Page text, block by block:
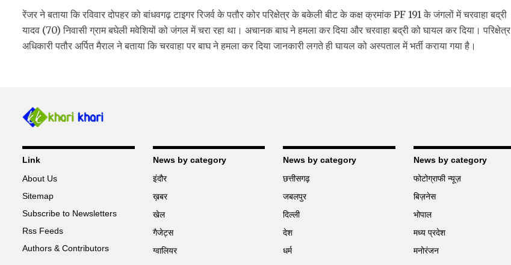
रेंजर ने बताया कि रविवार दोपहर को बांधवगढ़ टाइगर रिजर्व के पतौर कोर परिक्षेत्र के बकेली बीट के कक्ष क्रमांक PF 191 के जंगलों में चरवाहा बद्री
यादव (70) निवासी ग्राम बघेली मवेशियों को जंगल में चरा रहा था। अचानक बाघ ने हमला कर दिया और चरवाहा बद्री को घायल कर दिया। परिक्षेत्र
अधिकारी पतौर अर्पित मैराल ने बताया कि चरवाहा पर बाघ ने हमला कर दिया जानकारी लगते ही घायल को अस्पताल में भर्ती कराया गया है।
Link
About Us
Sitemap
Subscribe to Newsletters
Rss Feeds
Authors & Contributors
News by category
इंदौर
ख़बर
खेल
गैजेट्स
ग्वालियर
News by category
छत्तीसगढ़
जबलपुर
दिल्ली
देश
धर्म
News by category
फोटोग्राफी न्यूज़
बिज़नेस
भोपाल
मध्य प्रदेश
मनोरंजन